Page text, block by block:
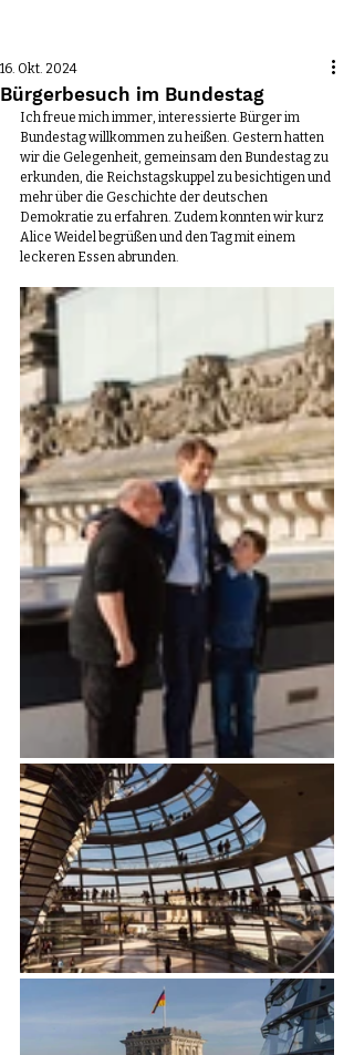
Bürgerbesuch im Bundestag
16. Okt. 2024
Ich freue mich immer, interessierte Bürger im
Bundestag willkommen zu heißen. Gestern hatten
wir die Gelegenheit, gemeinsam den Bundestag zu
erkunden, die Reichstagskuppel zu besichtigen und
mehr über die Geschichte der deutschen
Demokratie zu erfahren. Zudem konnten wir kurz
Alice Weidel begrüßen und den Tag mit einem
leckeren Essen abrunden.